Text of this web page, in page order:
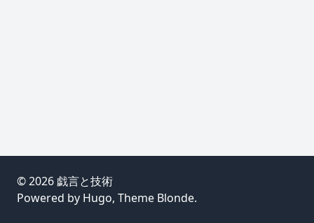
© 2026 戯言と技術
Powered by Hugo, Theme Blonde.